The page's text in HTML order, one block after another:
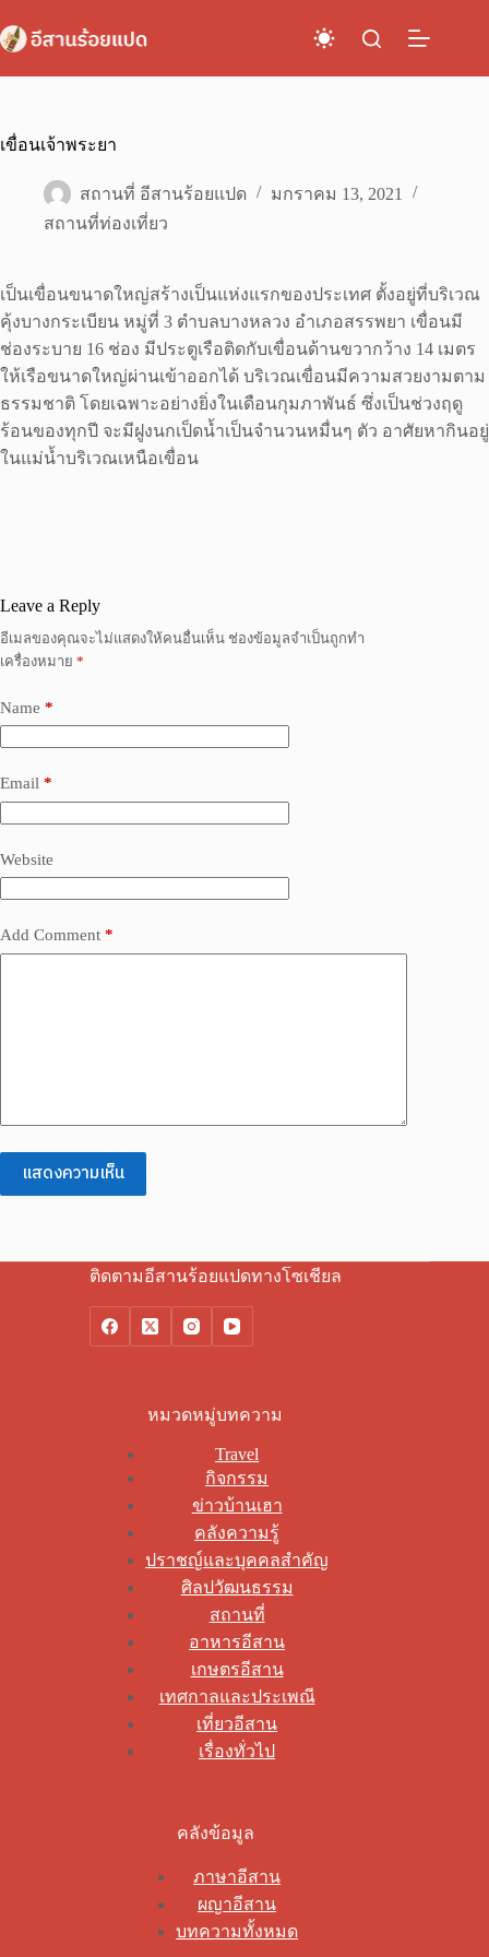
to
content
เขื่อนเจ้าพระยา
สถานที่ อีสานร้อยแปด
มกราคม 13, 2021
สถานที่ท่องเที่ยว
เป็นเขื่อนขนาดใหญ่สร้างเป็นแห่งแรกของประเทศ ตั้งอยู่ที่บริเวณ
คุ้งบางกระเบียน หมู่ที่ 3 ตำบลบางหลวง อำเภอสรรพยา เขื่อนมี
ช่องระบาย 16 ช่อง มีประตูเรือติดกับเขื่อนด้านขวากว้าง 14 เมตร
ให้เรือขนาดใหญ่ผ่านเข้าออกได้ บริเวณเขื่อนมีความสวยงามตาม
ธรรมชาติ โดยเฉพาะอย่างยิ่งในเดือนกุมภาพันธ์ ซึ่งเป็นช่วงฤดู
ร้อนของทุกปี จะมีฝูงนกเป็ดน้ำเป็นจำนวนหมื่นๆ ตัว อาศัยหากินอยู่
ในแม่น้ำบริเวณเหนือเขื่อน
Leave a Reply
อีเมลของคุณจะไม่แสดงให้คนอื่นเห็น ช่องข้อมูลจำเป็นถูกทำ
เครื่องหมาย *
Name *
Email *
Website
Add Comment *
แสดงความเห็น
ติดตามอีสานร้อยแปดทางโซเชียล
หมวดหมู่บทความ
Travel
กิจกรรม
ข่าวบ้านเฮา
คลังความรู้
ปราชญ์และบุคคลสำคัญ
ศิลปวัฒนธรรม
สถานที่
อาหารอีสาน
เกษตรอีสาน
เทศกาลและประเพณี
เที่ยวอีสาน
เรื่องทั่วไป
คลังข้อมูล
ภาษาอีสาน
ผญาอีสาน
บทความทั้งหมด